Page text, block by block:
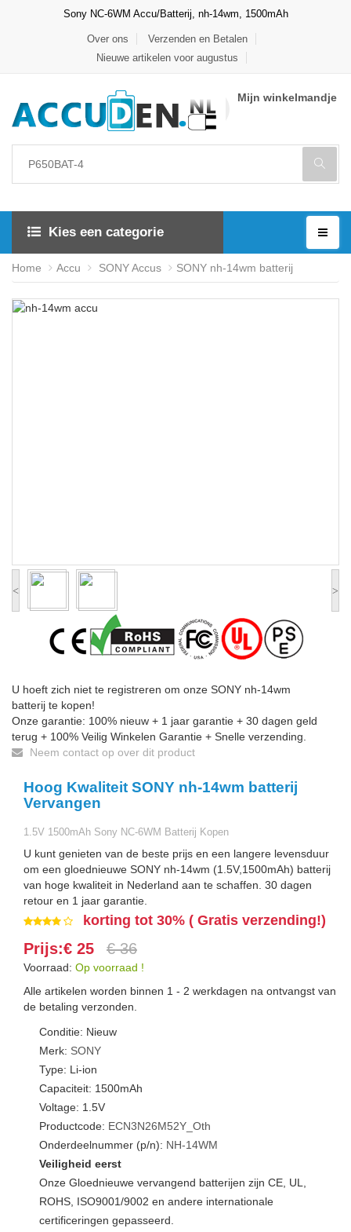
Sony NC-6WM Accu/Batterij, nh-14wm, 1500mAh
Over ons
Verzenden en Betalen
Nieuwe artikelen voor augustus
Mijn winkelmandje
Kies een categorie
Home Accu SONY Accus SONY nh-14wm batterij
< >
U hoeft zich niet te registreren om onze SONY nh-14wm
batterij te kopen!
Onze garantie: 100% nieuw + 1 jaar garantie + 30 dagen geld
terug + 100% Veilig Winkelen Garantie + Snelle verzending.
Neem contact op over dit product
Hoog Kwaliteit SONY nh-14wm batterij
Vervangen
1.5V 1500mAh Sony NC-6WM Batterij Kopen
U kunt genieten van de beste prijs en een langere levensduur
om een gloednieuwe SONY nh-14wm (1.5V,1500mAh) batterij
van hoge kwaliteit in Nederland aan te schaffen. 30 dagen
retour en 1 jaar garantie.
korting tot 30% ( Gratis verzending!)
Prijs:€ 25 € 36
Voorraad: Op voorraad !
Alle artikelen worden binnen 1 - 2 werkdagen na ontvangst van
de betaling verzonden.
Conditie: Nieuw
Merk: SONY
Type: Li-ion
Capaciteit: 1500mAh
Voltage: 1.5V
Productcode: ECN3N26M52Y_Oth
Onderdeelnummer (p/n): NH-14WM
Veiligheid eerst
Onze Gloednieuwe vervangend batterijen zijn CE, UL,
ROHS, ISO9001/9002 en andere internationale
certificeringen gepasseerd.